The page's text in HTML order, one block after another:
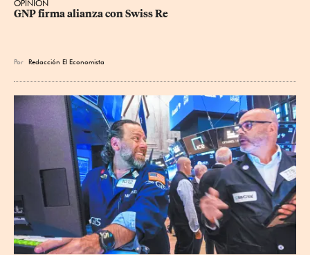
OPINIÓN
GNP firma alianza con Swiss Re
Por Redacción El Economista